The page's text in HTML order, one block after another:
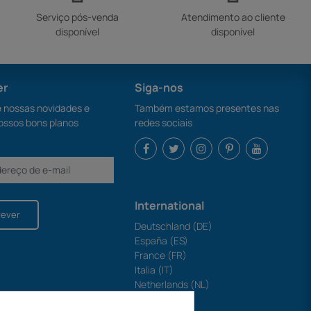
Serviço pós-venda
disponível
Atendimento ao cliente
disponível
novidades e
bons planos
Siga-nos
Também estamos presentes nas
redes sociais
International
Deutschland (DE)
España (ES)
France (FR)
Italia (IT)
Netherlands (NL)